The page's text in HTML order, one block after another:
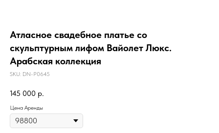
Атласное свадебное платье со
скульптурным лифом Вайолет Люкс.
Арабская коллекция
SKU: DN-P0645
145 000 р.
Цена Аренды